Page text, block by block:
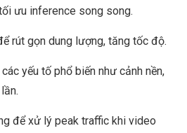
ưu inference song song.
rút gọn dung lượng, tăng tốc độ.
yếu tố phổ biến như cảnh nền,
để xử lý peak traffic khi video